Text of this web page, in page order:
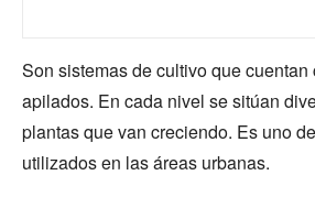
Son sistemas de cultivo que
apilados. En cada nivel se sitúan
plantas que van creciendo. Es uno
utilizados en las áreas urbanas.